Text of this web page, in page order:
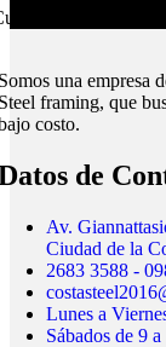
todo el país.
una empresa
framing, que
costo.
de
Av.
Ciudad de la
2683 3588 -
Lunes a
Sábados de 9 a